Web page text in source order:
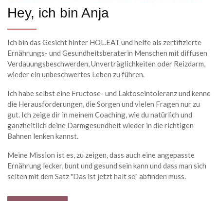
Hey, ich bin Anja
Ich bin das Gesicht hinter HOL.EAT und helfe als zertifizierte
Ernährungs- und Gesundheitsberaterin Menschen mit diffusen
Verdauungsbeschwerden, Unverträglichkeiten oder Reizdarm,
wieder ein unbeschwertes Leben zu führen.
Ich habe selbst eine Fructose- und Laktoseintoleranz und kenne
die Herausforderungen, die Sorgen und vielen Fragen nur zu
gut. Ich zeige dir in meinem Coaching, wie du natürlich und
ganzheitlich deine Darmgesundheit wieder in die richtigen
Bahnen lenken kannst.
Meine Mission ist es, zu zeigen, dass auch eine angepasste
Ernährung lecker, bunt und gesund sein kann und dass man sich
selten mit dem Satz "Das ist jetzt halt so" abfinden muss.